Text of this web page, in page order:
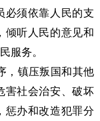
须依靠人民的支
倾听人民的意见和
服务。
镇压叛国和其他
害社会治安、破坏
惩办和改造犯罪分